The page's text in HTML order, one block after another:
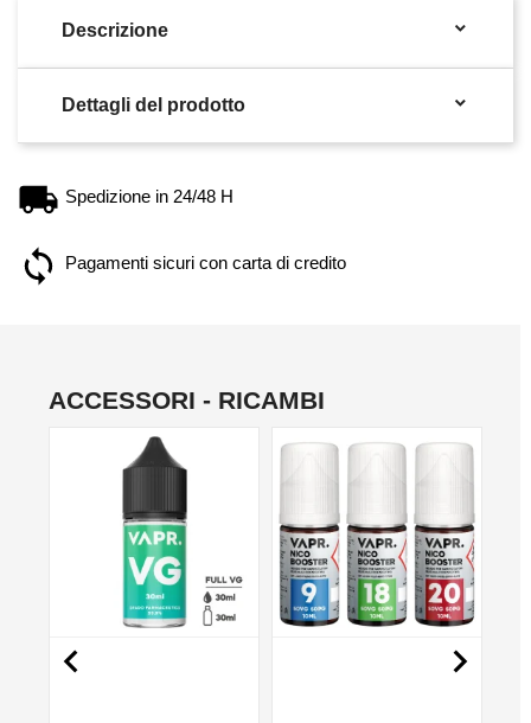
Descrizione 
Dettagli del prodotto 
Spedizione in 24/48 H
Pagamenti sicuri con carta di credito
ACCESSORI - RICAMBI
 